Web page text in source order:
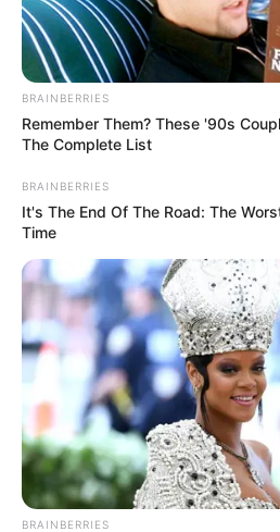
Surgeons: This Simple
Arthritis! Try It!
FORGE BODY
Why Are More Adults
JOINT CARE
BRAINBERRIES
Remember Them? These '90s
The Complete List
BRAINBERRIES
It's The End Of The Road: The
Time
BRAINBERRIES